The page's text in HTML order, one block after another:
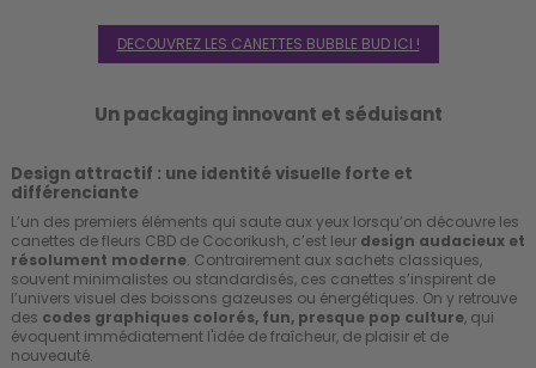
DECOUVREZ LES CANETTES BUBBLE BUD ICI !
Un packaging innovant et séduisant
Design attractif : une identité visuelle forte et
différenciante
L’un des premiers éléments qui saute aux yeux lorsqu’on découvre les
canettes de fleurs CBD de Cocorikush, c’est leur design audacieux et
résolument moderne. Contrairement aux sachets classiques,
souvent minimalistes ou standardisés, ces canettes s’inspirent de
l’univers visuel des boissons gazeuses ou énergétiques. On y retrouve
des codes graphiques colorés, fun, presque pop culture, qui
évoquent immédiatement l'idée de fraîcheur, de plaisir et de
nouveauté.